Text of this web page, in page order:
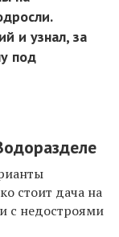
и узнал, за
под
стоит дача на
с недостроями